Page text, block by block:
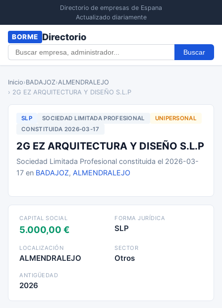
Directorio de empresas de Espana
Actualizado diariamente
BORME Directorio
Buscar
Inicio›BADAJOZ›ALMENDRALEJO
› 2G EZ ARQUITECTURA Y DISEÑO S.L.P
SLP SOCIEDAD LIMITADA PROFESIONAL
UNIPERSONAL
CONSTITUIDA 2026-03-17
2G EZ ARQUITECTURA Y DISEÑO S.L.P
Sociedad Limitada Profesional constituida el 2026-03-
17 en BADAJOZ, ALMENDRALEJO
CAPITAL SOCIAL
5.000,00 €
FORMA JURÍDICA
SLP
LOCALIZACIÓN
ALMENDRALEJO
SECTOR
Otros
ANTIGÜEDAD
2026